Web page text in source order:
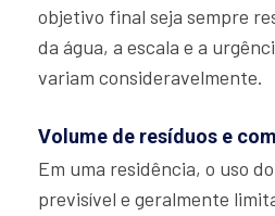
objetivo final seja sempre
da água, a escala e a
variam consideravelmente.
Volume de resíduos e
Em uma residência, o uso
previsível e geralmente